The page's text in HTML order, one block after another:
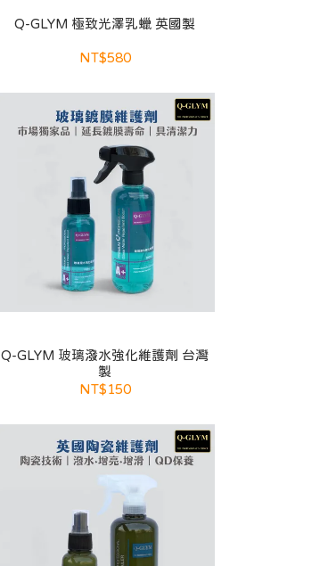
Q-GLYM 極致光澤乳蠟 英國製
NT$580
Q-GLYM 玻璃潑水強化維護劑 台灣
製
NT$150